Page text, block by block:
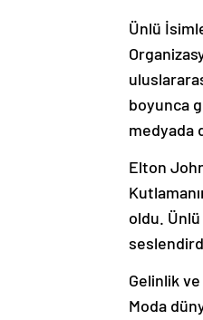
Ünlü
boyunca
medyada
Elton
oldu.
Gelinlik ve
Moda